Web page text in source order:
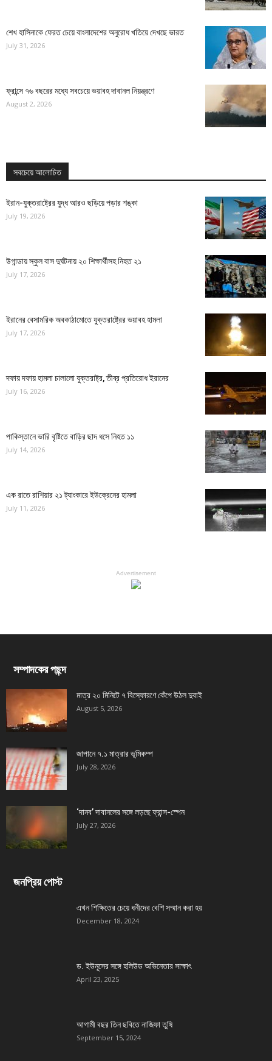
শেখ হাসিনাকে ফেরত চেয়ে বাংলাদেশের অনুরোধ খতিয়ে দেখছে ভারত
July 31, 2026
ফ্রান্সে ৭৬ বছরের মধ্যে সবচেয়ে ভয়াবহ দাবানল নিয়ন্ত্রণে
August 2, 2026
সবচেয়ে আলোচিত
ইরান-যুক্তরাষ্ট্রের যুদ্ধ আরও ছড়িয়ে পড়ার শঙ্কা
July 19, 2026
উগান্ডায় স্কুল বাস দুর্ঘটনায় ২০ শিক্ষার্থীসহ নিহত ২১
July 17, 2026
ইরানের বেসামরিক অবকাঠামোতে যুক্তরাষ্ট্রের ভয়াবহ হামলা
July 17, 2026
দফায় দফায় হামলা চালালো যুক্তরাষ্ট্র, তীব্র প্রতিরোধ ইরানের
July 16, 2026
পাকিস্তানে ভারি বৃষ্টিতে বাড়ির ছাদ ধসে নিহত ১১
July 14, 2026
এক রাতে রাশিয়ার ২১ ট্যাংকারে ইউক্রেনের হামলা
July 11, 2026
Advertisement
সম্পাদকের পছন্দ
মাত্র ২০ মিনিটে ৭ বিস্ফোরণে কেঁপে উঠল দুবাই
August 5, 2026
জাপানে ৭.১ মাত্রার ভূমিকম্প
July 28, 2026
‘দানব’ দাবানলের সঙ্গে লড়ছে ফ্রান্স-স্পেন
July 27, 2026
জনপ্রিয় পোস্ট
এখন শিক্ষিতের চেয়ে ধনীদের বেশি সম্মান করা হয়
December 18, 2024
ড. ইউনূসের সঙ্গে হলিউড অভিনেতার সাক্ষাৎ
April 23, 2025
আগামী বছর তিন ছবিতে নাজিফা তুষি
September 15, 2024